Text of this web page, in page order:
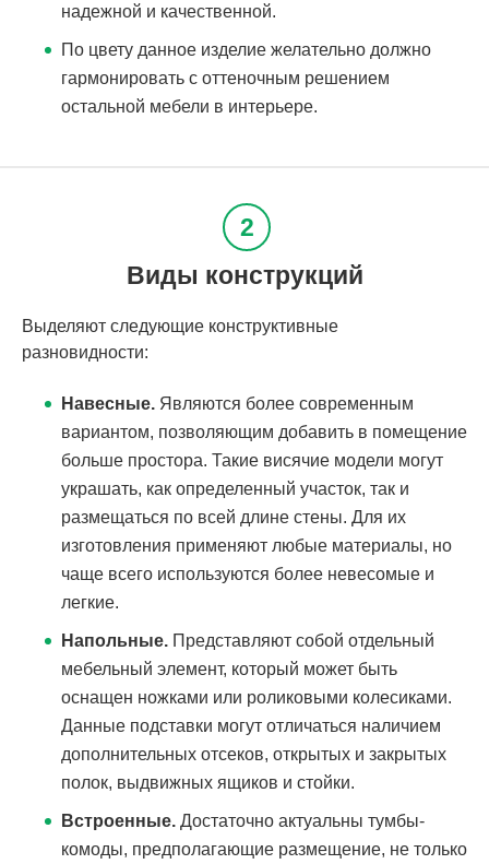
надежной и качественной.
По цвету данное изделие желательно должно
гармонировать с оттеночным решением
остальной мебели в интерьере.
Виды конструкций
Выделяют следующие конструктивные
разновидности:
Навесные. Являются более современным
вариантом, позволяющим добавить в помещение
больше простора. Такие висячие модели могут
украшать, как определенный участок, так и
размещаться по всей длине стены. Для их
изготовления применяют любые материалы, но
чаще всего используются более невесомые и
легкие.
Напольные. Представляют собой отдельный
мебельный элемент, который может быть
оснащен ножками или роликовыми колесиками.
Данные подставки могут отличаться наличием
дополнительных отсеков, открытых и закрытых
полок, выдвижных ящиков и стойки.
Встроенные. Достаточно актуальны тумбы-
комоды, предполагающие размещение, не только